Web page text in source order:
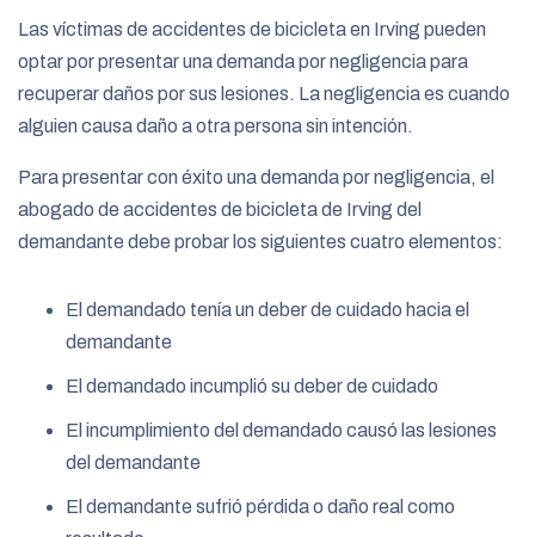
Las víctimas de accidentes de bicicleta en Irving pueden
optar por presentar una demanda por negligencia para
recuperar daños por sus lesiones. La negligencia es cuando
alguien causa daño a otra persona sin intención.
Para presentar con éxito una demanda por negligencia, el
abogado de accidentes de bicicleta de Irving del
demandante debe probar los siguientes cuatro elementos:
El demandado tenía un deber de cuidado hacia el
demandante
El demandado incumplió su deber de cuidado
El incumplimiento del demandado causó las lesiones
del demandante
El demandante sufrió pérdida o daño real como